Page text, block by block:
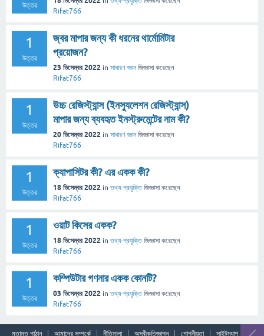
উত্তর
Rifat766
1
উত্তর
জ্বর মাপার জন্য কী ধরনের থার্মোমিটার
প্রয়োজন?
23 ডিসেম্বর 2022 in সাধারণ জ্ঞান জিজ্ঞাসা করেছেন
Rifat766
1
উত্তর
উচ্চ রেজিস্ট্যান্স (ইনস্যুলেশন রেজিস্ট্যান্স)
মাপার জন্য ব্যবহৃত ইনস্ট্রুমেন্টের নাম কী?
20 ডিসেম্বর 2022 in সাধারণ জ্ঞান জিজ্ঞাসা করেছেন
Rifat766
1
উত্তর
ক্যাপাসিটর কী? এর একক কী?
18 ডিসেম্বর 2022 inতথ্য-প্রযুক্তি জিজ্ঞাসা করেছেন
Rifat766
1
উত্তর
ওয়াট কিসের একক?
18 ডিসেম্বর 2022 inতথ্য-প্রযুক্তি জিজ্ঞাসা করেছেন
Rifat766
1
উত্তর
কম্পিউটার গণনার একক কোনটি?
03 ডিসেম্বর 2022 inতথ্য-প্রযুক্তি জিজ্ঞাসা করেছেন
Rifat766
মতামত পাঠান আমাদের সম্পর্কে নীতিমালা অস্বীকৃতিজ্ঞাপন গোপনীয়তা সাইটম্যাপ